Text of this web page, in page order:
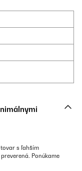
s ľahším
Ponúkame